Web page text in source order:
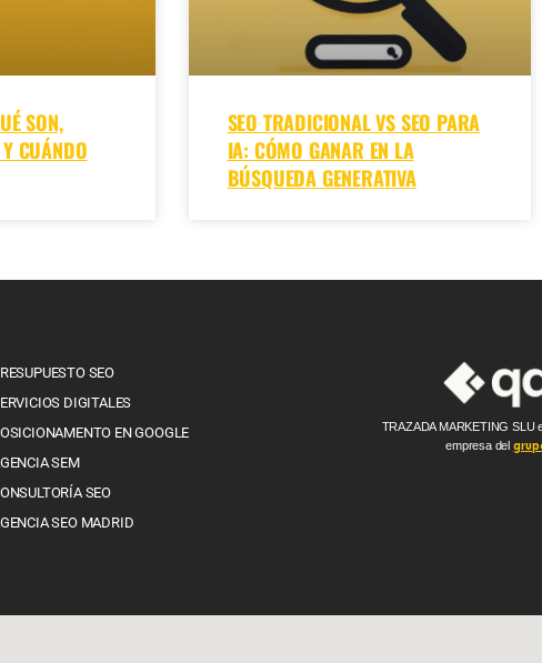
SON,
CUÁNDO
SEO TRADICIONAL VS SEO PARA
IA: CÓMO GANAR EN LA
BÚSQUEDA GENERATIVA
SEO
DIGITALES
EN GOOGLE
SEM
SEO
SEO MADRID
TRAZADA MARKETING SLU
empresa del